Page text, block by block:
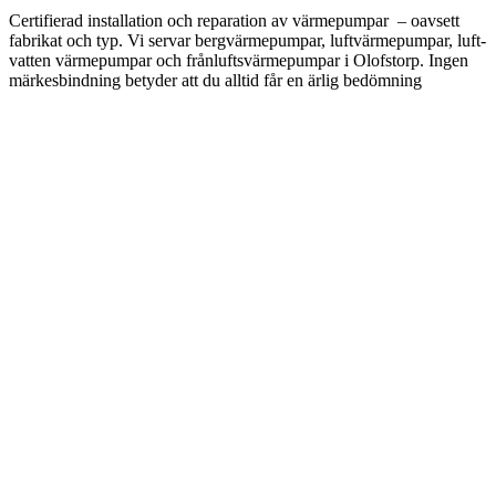
Certifierad installation och reparation av värmepumpar – oavsett
fabrikat och typ. Vi servar bergvärmepumpar, luftvärmepumpar, luft-
vatten värmepumpar och frånluftsvärmepumpar i Olofstorp. Ingen
märkesbindning betyder att du alltid får en ärlig bedömning